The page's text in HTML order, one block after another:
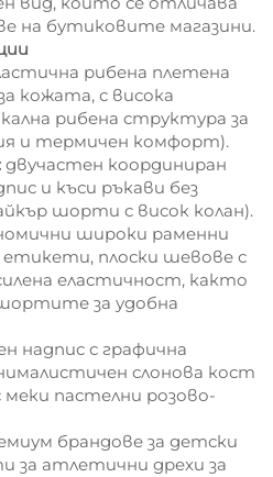
на бутиковите магазини.
рибена плетена
кожата, с висока
рибена структура за
и термичен комфорт).
двучастен координиран
и къси ръкави без
шорти с висок колан).
широки раменни
етикети, плоски шевове с
еластичност, както
за удобна
надпис с графична
слонова кост
пастелни розово-
брандове за детски
за атлетични дрехи за